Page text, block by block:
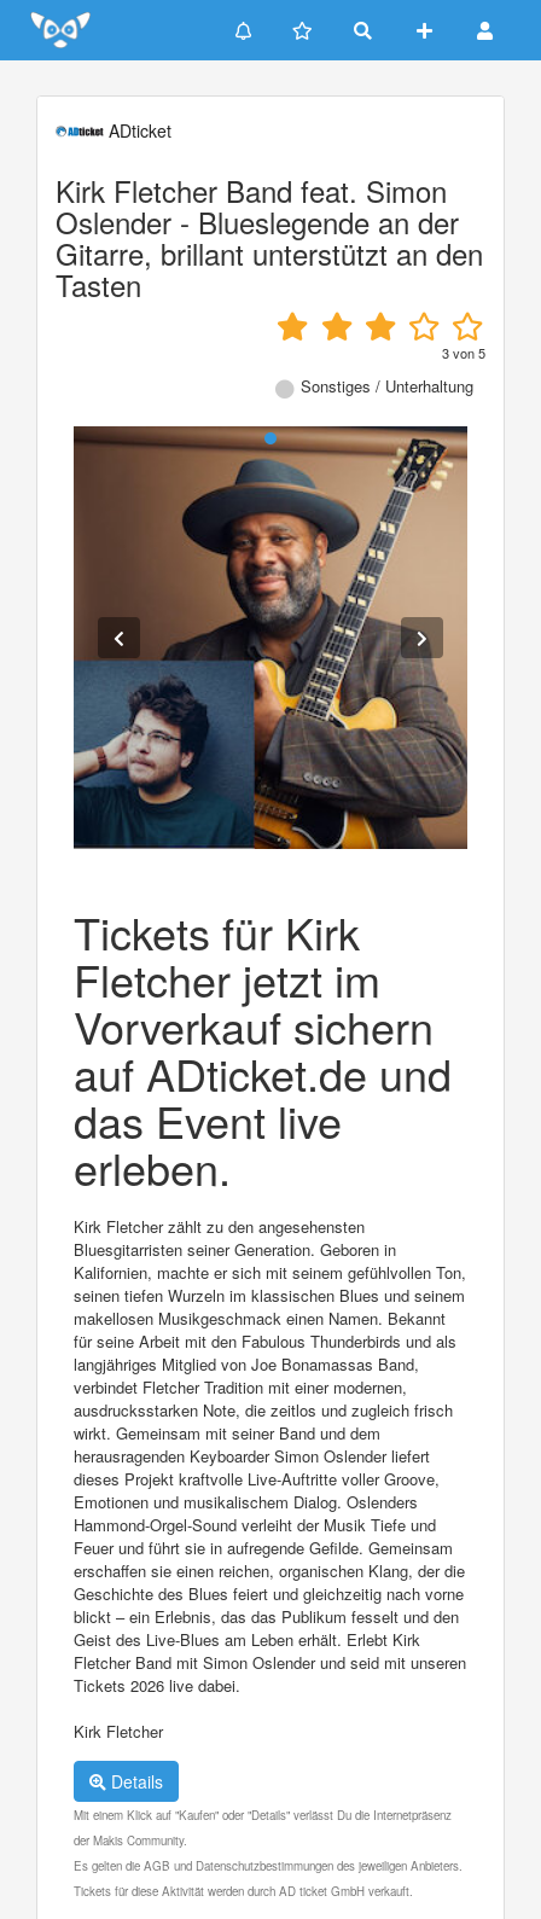
Update cookies preferences
ADticket
Kirk Fletcher Band feat. Simon
Oslender - Blueslegende an der
Gitarre, brillant unterstützt an den
Tasten
3von5
Sonstiges / Unterhaltung
Tickets für Kirk
Fletcher jetzt im
Vorverkauf sichern
auf ADticket.de und
das Event live
erleben.
Kirk Fletcher zählt zu den angesehensten
Bluesgitarristen seiner Generation. Geboren in
Kalifornien, machte er sich mit seinem gefühlvollen Ton,
seinen tiefen Wurzeln im klassischen Blues und seinem
makellosen Musikgeschmack einen Namen. Bekannt
für seine Arbeit mit den Fabulous Thunderbirds und als
langjähriges Mitglied von Joe Bonamassas Band,
verbindet Fletcher Tradition mit einer modernen,
ausdrucksstarken Note, die zeitlos und zugleich frisch
wirkt. Gemeinsam mit seiner Band und dem
herausragenden Keyboarder Simon Oslender liefert
dieses Projekt kraftvolle Live-Auftritte voller Groove,
Emotionen und musikalischem Dialog. Oslenders
Hammond-Orgel-Sound verleiht der Musik Tiefe und
Feuer und führt sie in aufregende Gefilde. Gemeinsam
erschaffen sie einen reichen, organischen Klang, der die
Geschichte des Blues feiert und gleichzeitig nach vorne
blickt – ein Erlebnis, das das Publikum fesselt und den
Geist des Live-Blues am Leben erhält. Erlebt Kirk
Fletcher Band mit Simon Oslender und seid mit unseren
Tickets 2026 live dabei.
Kirk Fletcher
Details
Mit einem Klick auf "Kaufen" oder "Details" verlässt Du die Internetpräsenz
der Makis Community.
Es gelten die AGB und Datenschutzbestimmungen des jeweiligen Anbieters.
Tickets für diese Aktivität werden durch AD ticket GmbH verkauft.